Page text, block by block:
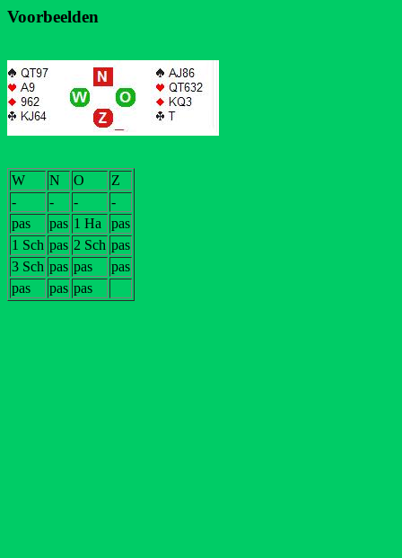
Voorbeelden
W N O
Z
-
- -
-
pas
pas 1 Ha
pas
1 Sch pas 2 Sch pas
3 Sch pas pas
pas
pas
pas pas